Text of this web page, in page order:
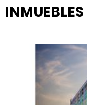
INMUEBLES